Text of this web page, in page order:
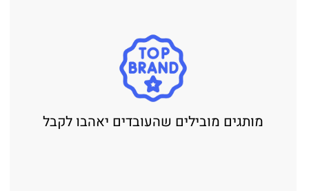
מותגים מובילים שהעובדים יאהבו לקבל